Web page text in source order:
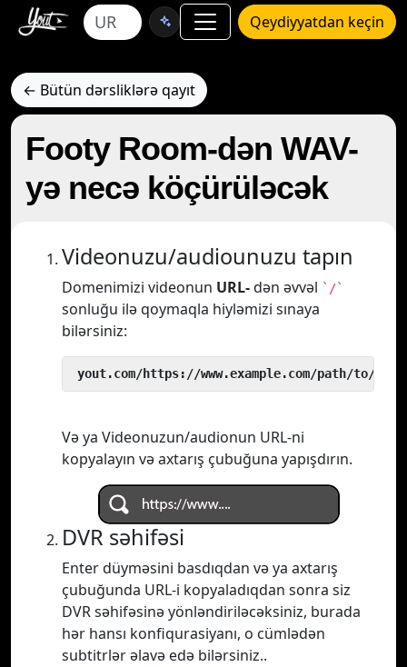
Qeydiyyatdan keçin
← Bütün dərsliklərə qayıt
Footy Room-dən WAV-
yə necə köçürüləcək
Videonuzu/audiounuzu tapın
Domenimizi videonun URL-dən əvvəl `/`
sonluğu ilə qoymaqla hiyləmizi sınaya
bilərsiniz:
yout.com/https://www.example.com/path/to/
Və ya Videonuzun/audionun URL-ni
kopyalayın və axtarış çubuğuna yapışdırın.
DVR səhifəsi
Enter düyməsini basdıqdan və ya axtarış
çubuğunda URL-i kopyaladıqdan sonra siz
DVR səhifəsinə yönləndiriləcəksiniz, burada
hər hansı konfiqurasiyanı, o cümlədən
subtitrlər əlavə edə bilərsiniz..